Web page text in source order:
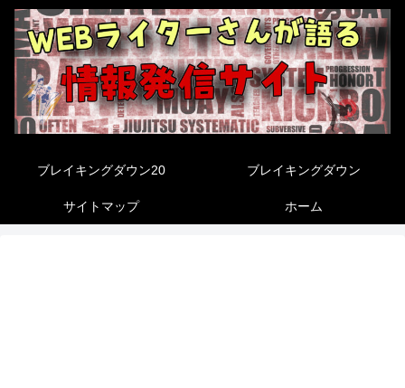
ブレイキングダウン20 ブレイキングダウン
サイトマップ ホーム